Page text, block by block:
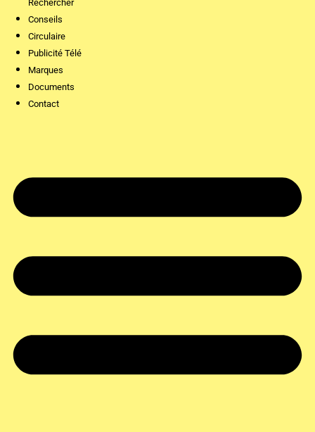
Rechercher
Conseils
Circulaire
Publicité Télé
Marques
Documents
Contact